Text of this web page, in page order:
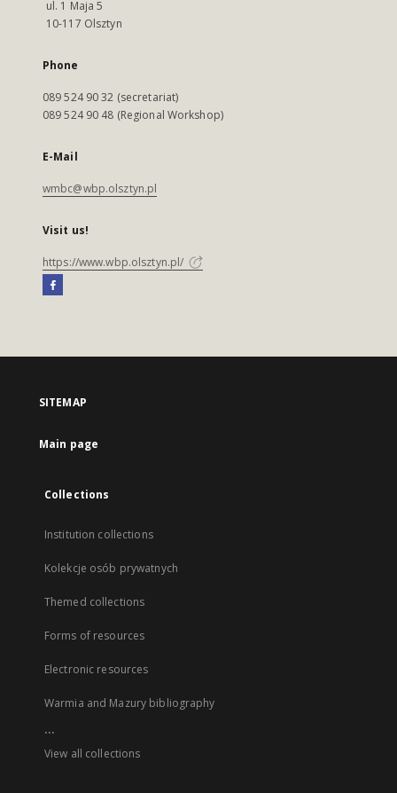
ul. 1 Maja 5
10-117 Olsztyn
Phone
089 524 90 32 (secretariat)
089 524 90 48 (Regional Workshop)
E-Mail
wmbc@wbp.olsztyn.pl
Visit us!
https://www.wbp.olsztyn.pl/
SITEMAP
Main page
Collections
Institution collections
Kolekcje osób prywatnych
Themed collections
Forms of resources
Electronic resources
Warmia and Mazury bibliography
...
View all collections